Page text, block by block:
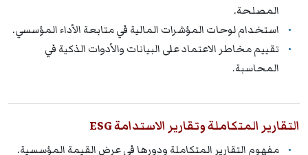
المصلحة.
استخدام لوحات المؤشرات المالية في متابعة الأداء المؤسسي.
تقييم مخاطر الاعتماد على البيانات والأدوات الذكية في
المحاسبة.
التقارير المتكاملة وتقارير الاستدامة ESG
مفهوم التقارير المتكاملة ودورها في عرض القيمة المؤسسية.